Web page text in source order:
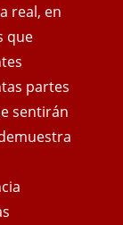
real, en
que
partes
sentirán